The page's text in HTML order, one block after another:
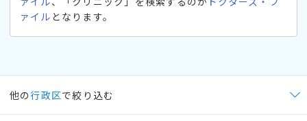
ァイル となります。
他の行政区で絞り込む